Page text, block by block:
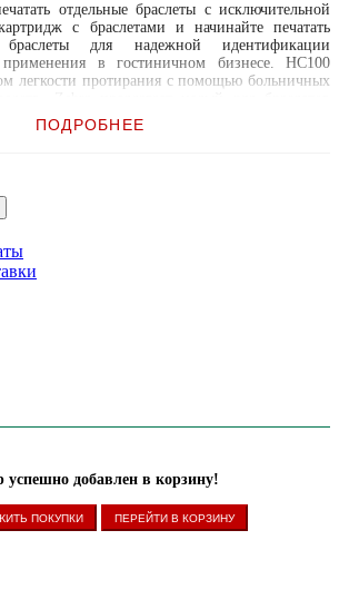
отдельные браслеты с исключительной
с браслетами и начинайте печатать
браслеты для надежной идентификации
в гостиничном бизнесе. HC100
легкости протирания с помощью больничных
и цветов для медицинских учреждений,
парков и развлекательных мероприятий.
браслетов создан с учётом требований
картриджи для обеспечения идеального
Широкий ряд доступных браслетов
в сфере здравоохранения, гостиничной
тип браслета и автоматически калибрует
очень быстро и просто и требует
ПОДРОБНЕЕ
успешно добавлен в корзину!
ПОКУПКИ ПЕРЕЙТИ В КОРЗИНУ